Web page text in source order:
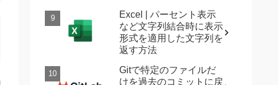
Excel | パーセント表示
など文字列結合時に表示
形式を適用した文字列を
返す方法
Gitで特定のファイルだ
けを過去のコミットに戻